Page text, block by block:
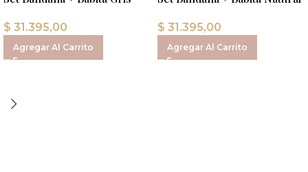
$ 31.395,00
Agregar Al Carrito
$ 31.395,00
Agregar Al Carrito